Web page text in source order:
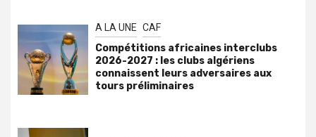
A LA UNE CAF
Compétitions africaines interclubs
2026-2027 : les clubs algériens
connaissent leurs adversaires aux
tours préliminaires